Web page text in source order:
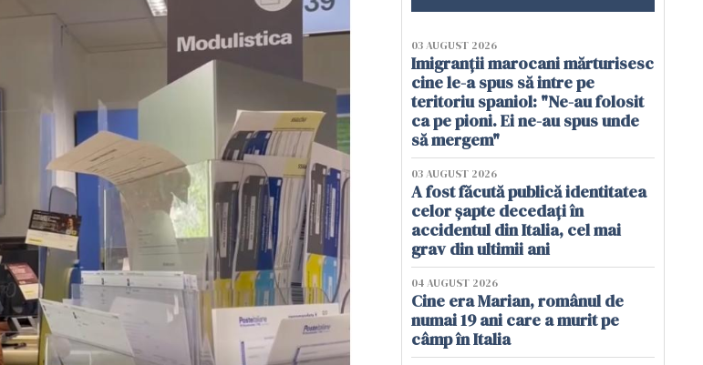
03 AUGUST 2026
Imigranții marocani mărturisesc
cine le-a spus să intre pe
teritoriu spaniol: "Ne-au folosit
ca pe pioni. Ei ne-au spus unde
să mergem"
03 AUGUST 2026
A fost făcută publică identitatea
celor șapte decedați în
accidentul din Italia, cel mai
grav din ultimii ani
04 AUGUST 2026
Cine era Marian, românul de
numai 19 ani care a murit pe
câmp în Italia